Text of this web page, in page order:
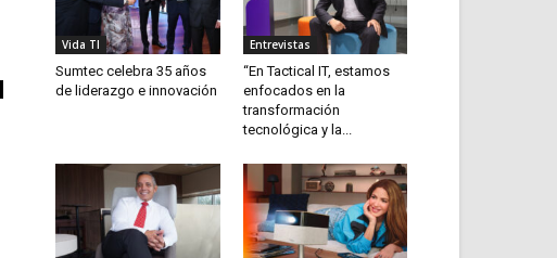
Vida TI
Sumtec celebra 35 años
de liderazgo e innovación
Entrevistas
“En Tactical IT, estamos
enfocados en la
transformación
tecnológica y la...